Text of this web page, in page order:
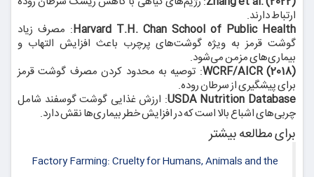
ارتباط دارند.
Harvard T.H. Chan School of Public Health: مصرف زیاد
گوشت قرمز به ویژه گوشت‌های پرچرب باعث افزایش التهاب و
بیماری‌های مزمن می‌شود.
WCRF/AICR (2018): توصیه به محدود کردن مصرف گوشت قرمز
برای پیشگیری از سرطان روده.
USDA Nutrition Database: ارزش غذایی گوشت گوسفند شامل
چربی‌های اشباع بالا است که در افزایش خطر بیماری‌ها نقش دارد.
برای مطالعه بیشتر
Factory Farming: Cruelty for Humans, Animals and the